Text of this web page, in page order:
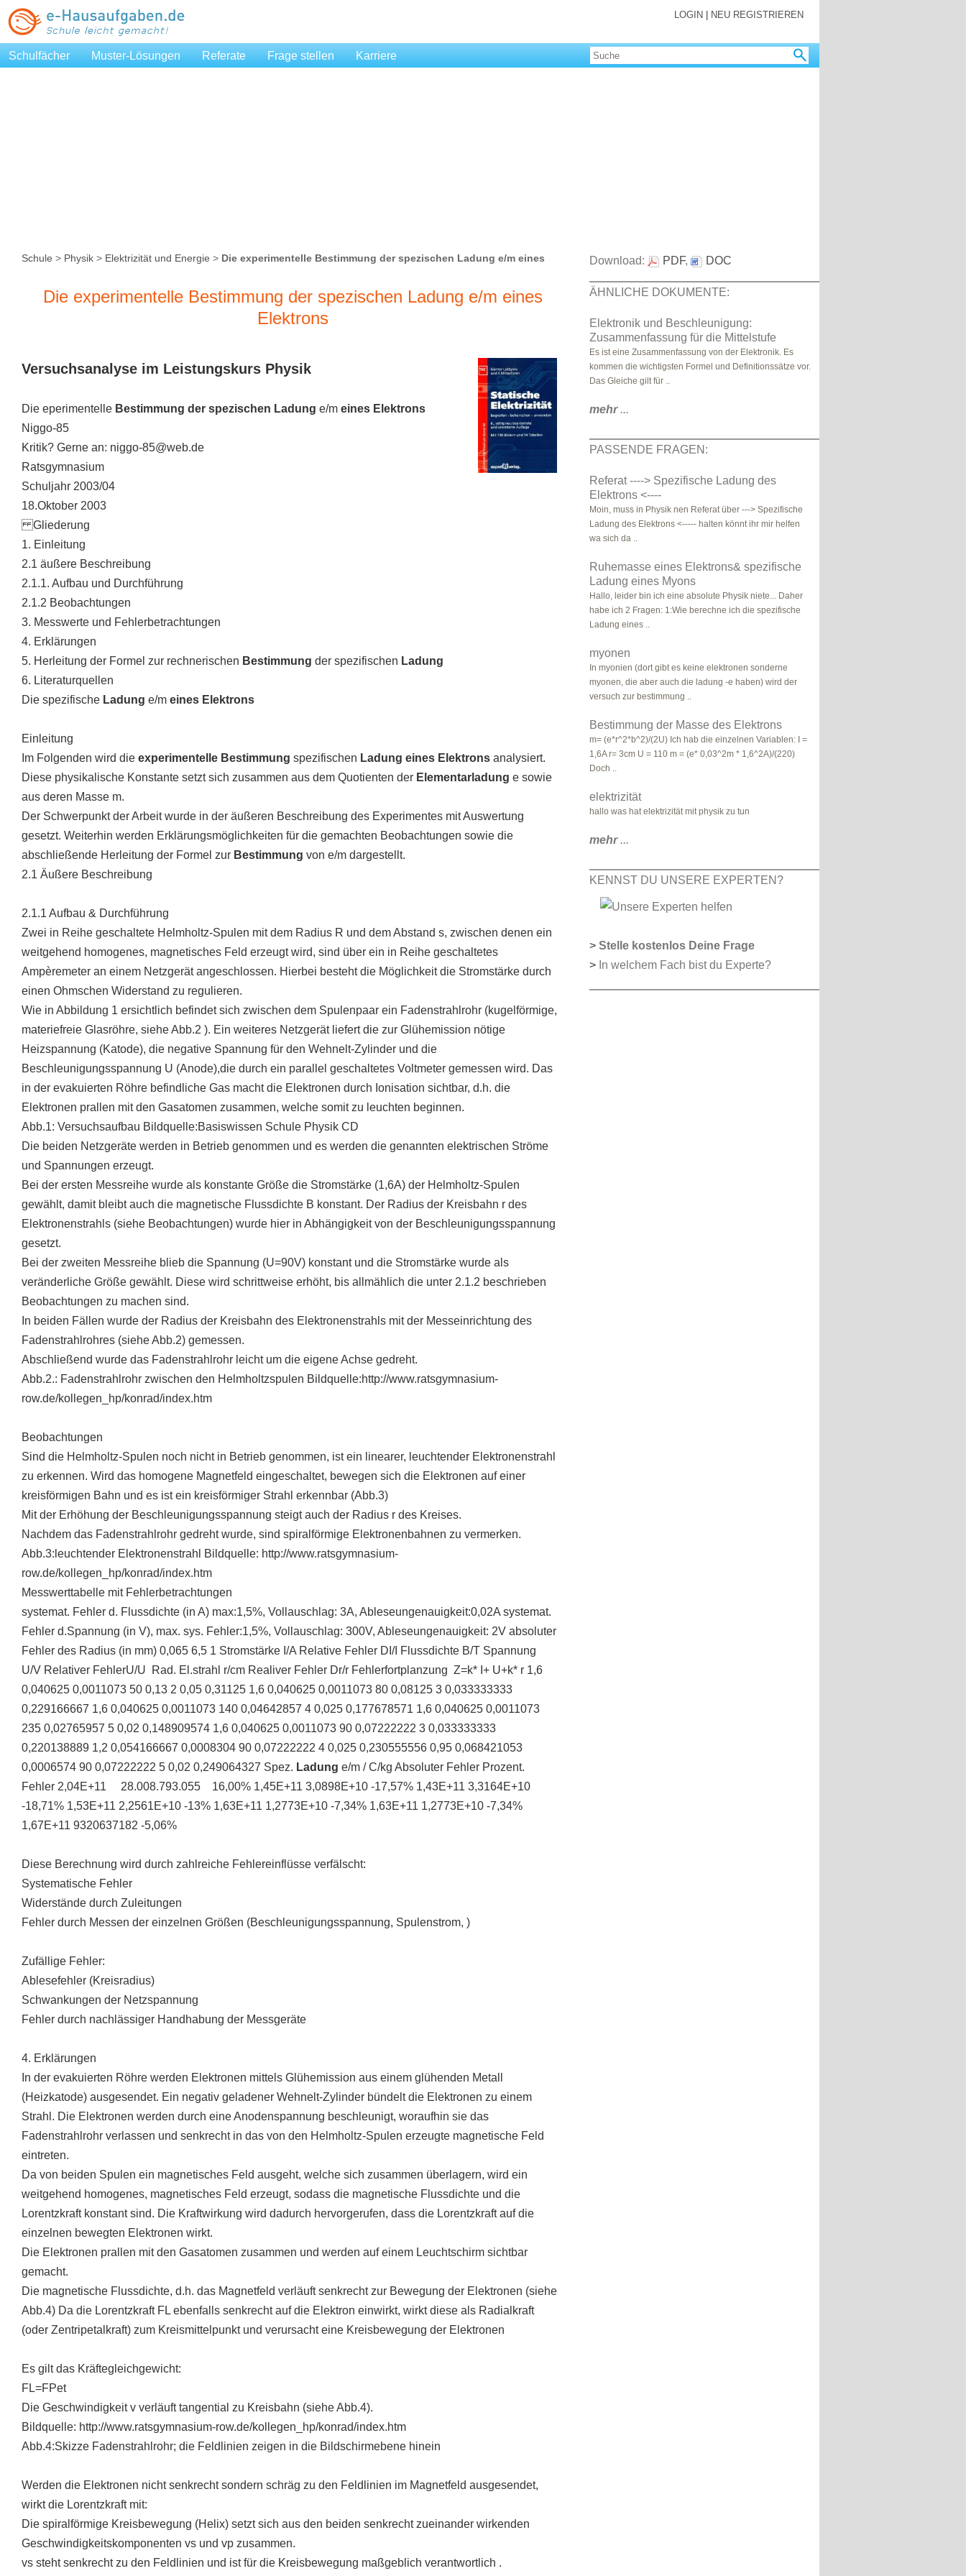
LOGIN NEU REGISTRIEREN
Schulfächer Muster-Lösungen Referate Frage stellen Karriere
Schule > Physik > Elektrizität und Energie > Die experimentelle Bestimmung der spezischen Ladung e/m eines
Die experimentelle Bestimmung der spezischen Ladung e/m eines
Elektrons
Versuchsanalyse im Leistungskurs Physik
Die eperimentelle Bestimmung der spezischen Ladung e/m eines Elektrons
Niggo-85
Kritik? Gerne an: niggo-85@web.de
Ratsgymnasium
Schuljahr 2003/04
18.Oktober 2003
Gliederung
1. Einleitung
2.1 äußere Beschreibung
2.1.1. Aufbau und Durchführung
2.1.2 Beobachtungen
3. Messwerte und Fehlerbetrachtungen
4. Erklärungen
5. Herleitung der Formel zur rechnerischen Bestimmung der spezifischen Ladung
6. Literaturquellen
Die spezifische Ladung e/m eines Elektrons
Einleitung
Im Folgenden wird die experimentelle Bestimmung spezifischen Ladung eines Elektrons analysiert.
Diese physikalische Konstante setzt sich zusammen aus dem Quotienten der Elementarladung e sowie
aus deren Masse m.
Der Schwerpunkt der Arbeit wurde in der äußeren Beschreibung des Experimentes mit Auswertung
gesetzt. Weiterhin werden Erklärungsmöglichkeiten für die gemachten Beobachtungen sowie die
abschließende Herleitung der Formel zur Bestimmung von e/m dargestellt.
2.1 Äußere Beschreibung
2.1.1 Aufbau & Durchführung
Zwei in Reihe geschaltete Helmholtz-Spulen mit dem Radius R und dem Abstand s, zwischen denen ein
weitgehend homogenes, magnetisches Feld erzeugt wird, sind über ein in Reihe geschaltetes
Ampèremeter an einem Netzgerät angeschlossen. Hierbei besteht die Möglichkeit die Stromstärke durch
einen Ohmschen Widerstand zu regulieren.
Wie in Abbildung 1 ersichtlich befindet sich zwischen dem Spulenpaar ein Fadenstrahlrohr (kugelförmige,
materiefreie Glasröhre, siehe Abb.2 ). Ein weiteres Netzgerät liefert die zur Glühemission nötige
Heizspannung (Katode), die negative Spannung für den Wehnelt-Zylinder und die
Beschleunigungsspannung U (Anode),die durch ein parallel geschaltetes Voltmeter gemessen wird. Das
in der evakuierten Röhre befindliche Gas macht die Elektronen durch Ionisation sichtbar, d.h. die
Elektronen prallen mit den Gasatomen zusammen, welche somit zu leuchten beginnen.
Abb.1: Versuchsaufbau Bildquelle:Basiswissen Schule Physik CD
Die beiden Netzgeräte werden in Betrieb genommen und es werden die genannten elektrischen Ströme
und Spannungen erzeugt.
Bei der ersten Messreihe wurde als konstante Größe die Stromstärke (1,6A) der Helmholtz-Spulen
gewählt, damit bleibt auch die magnetische Flussdichte B konstant. Der Radius der Kreisbahn r des
Elektronenstrahls (siehe Beobachtungen) wurde hier in Abhängigkeit von der Beschleunigungsspannung
gesetzt.
Bei der zweiten Messreihe blieb die Spannung (U=90V) konstant und die Stromstärke wurde als
veränderliche Größe gewählt. Diese wird schrittweise erhöht, bis allmählich die unter 2.1.2 beschrieben
Beobachtungen zu machen sind.
In beiden Fällen wurde der Radius der Kreisbahn des Elektronenstrahls mit der Messeinrichtung des
Fadenstrahlrohres (siehe Abb.2) gemessen.
Abschließend wurde das Fadenstrahlrohr leicht um die eigene Achse gedreht.
Abb.2.: Fadenstrahlrohr zwischen den Helmholtzspulen Bildquelle:http://www.ratsgymnasium-
row.de/kollegen_hp/konrad/index.htm
Beobachtungen
Sind die Helmholtz-Spulen noch nicht in Betrieb genommen, ist ein linearer, leuchtender Elektronenstrahl
zu erkennen. Wird das homogene Magnetfeld eingeschaltet, bewegen sich die Elektronen auf einer
kreisförmigen Bahn und es ist ein kreisförmiger Strahl erkennbar (Abb.3)
Mit der Erhöhung der Beschleunigungsspannung steigt auch der Radius r des Kreises.
Nachdem das Fadenstrahlrohr gedreht wurde, sind spiralförmige Elektronenbahnen zu vermerken.
Abb.3:leuchtender Elektronenstrahl Bildquelle: http://www.ratsgymnasium-
row.de/kollegen_hp/konrad/index.htm
Messwerttabelle mit Fehlerbetrachtungen
systemat. Fehler d. Flussdichte (in A) max:1,5%, Vollauschlag: 3A, Ableseungenauigkeit:0,02A systemat.
Fehler d.Spannung (in V), max. sys. Fehler:1,5%, Vollauschlag: 300V, Ableseungenauigkeit: 2V absoluter
Fehler des Radius (in mm) 0,065 6,5 1 Stromstärke I/A Relative Fehler DI/I Flussdichte B/T Spannung
U/V Relativer FehlerU/U Rad. El.strahl r/cm Realiver Fehler Dr/r Fehlerfortplanzung Z=k* I+ U+k* r 1,6
0,040625 0,0011073 50 0,13 2 0,05 0,31125 1,6 0,040625 0,0011073 80 0,08125 3 0,033333333
0,229166667 1,6 0,040625 0,0011073 140 0,04642857 4 0,025 0,177678571 1,6 0,040625 0,0011073
235 0,02765957 5 0,02 0,148909574 1,6 0,040625 0,0011073 90 0,07222222 3 0,033333333
0,220138889 1,2 0,054166667 0,0008304 90 0,07222222 4 0,025 0,230555556 0,95 0,068421053
0,0006574 90 0,07222222 5 0,02 0,249064327 Spez. Ladung e/m / C/kg Absoluter Fehler Prozent.
Fehler 2,04E+11 28.008.793.055 16,00% 1,45E+11 3,0898E+10 -17,57% 1,43E+11 3,3164E+10
-18,71% 1,53E+11 2,2561E+10 -13% 1,63E+11 1,2773E+10 -7,34% 1,63E+11 1,2773E+10 -7,34%
1,67E+11 9320637182 -5,06%
Diese Berechnung wird durch zahlreiche Fehlereinflüsse verfälscht:
Systematische Fehler
Widerstände durch Zuleitungen
Fehler durch Messen der einzelnen Größen (Beschleunigungsspannung, Spulenstrom, )
Zufällige Fehler:
Ablesefehler (Kreisradius)
Schwankungen der Netzspannung
Fehler durch nachlässiger Handhabung der Messgeräte
4. Erklärungen
In der evakuierten Röhre werden Elektronen mittels Glühemission aus einem glühenden Metall
(Heizkatode) ausgesendet. Ein negativ geladener Wehnelt-Zylinder bündelt die Elektronen zu einem
Strahl. Die Elektronen werden durch eine Anodenspannung beschleunigt, woraufhin sie das
Fadenstrahlrohr verlassen und senkrecht in das von den Helmholtz-Spulen erzeugte magnetische Feld
eintreten.
Da von beiden Spulen ein magnetisches Feld ausgeht, welche sich zusammen überlagern, wird ein
weitgehend homogenes, magnetisches Feld erzeugt, sodass die magnetische Flussdichte und die
Lorentzkraft konstant sind. Die Kraftwirkung wird dadurch hervorgerufen, dass die Lorentzkraft auf die
einzelnen bewegten Elektronen wirkt.
Die Elektronen prallen mit den Gasatomen zusammen und werden auf einem Leuchtschirm sichtbar
gemacht.
Die magnetische Flussdichte, d.h. das Magnetfeld verläuft senkrecht zur Bewegung der Elektronen (siehe
Abb.4) Da die Lorentzkraft FL ebenfalls senkrecht auf die Elektron einwirkt, wirkt diese als Radialkraft
(oder Zentripetalkraft) zum Kreismittelpunkt und verursacht eine Kreisbewegung der Elektronen
Es gilt das Kräftegleichgewicht:
FL=FPet
Die Geschwindigkeit v verläuft tangential zu Kreisbahn (siehe Abb.4).
Bildquelle: http://www.ratsgymnasium-row.de/kollegen_hp/konrad/index.htm
Abb.4:Skizze Fadenstrahlrohr; die Feldlinien zeigen in die Bildschirmebene hinein
Werden die Elektronen nicht senkrecht sondern schräg zu den Feldlinien im Magnetfeld ausgesendet,
wirkt die Lorentzkraft mit:
Die spiralförmige Kreisbewegung (Helix) setzt sich aus den beiden senkrecht zueinander wirkenden
Geschwindigkeitskomponenten vs und vp zusammen.
vs steht senkrecht zu den Feldlinien und ist für die Kreisbewegung maßgeblich verantwortlich .
Download: PDF, DOC
ÄHNLICHE DOKUMENTE:
Elektronik und Beschleunigung:
Zusammenfassung für die Mittelstufe
Es ist eine Zusammenfassung von der Elektronik. Es
kommen die wichtigsten Formel und Definitionssätze vor.
Das Gleiche gilt für ..
mehr...
PASSENDE FRAGEN:
Referat ----> Spezifische Ladung des
Elektrons <----
Moin, muss in Physik nen Referat über ---> Spezifische
Ladung des Elektrons <----- halten könnt ihr mir helfen
wa sich da ..
Ruhemasse eines Elektrons& spezifische
Ladung eines Myons
Hallo, leider bin ich eine absolute Physik niete... Daher
habe ich 2 Fragen: 1:Wie berechne ich die spezifische
Ladung eines ..
myonen
In myonien (dort gibt es keine elektronen sonderne
myonen, die aber auch die ladung -e haben) wird der
versuch zur bestimmung ..
Bestimmung der Masse des Elektrons
m= (e*r^2*b^2)/(2U) Ich hab die einzelnen Variablen: I =
1,6A r= 3cm U = 110 m = (e* 0,03^2m * 1,6^2A)/(220)
Doch ..
elektrizität
hallo was hat elektrizität mit physik zu tun
mehr...
KENNST DU UNSERE EXPERTEN?
> Stelle kostenlos Deine Frage
> In welchem Fach bist du Experte?